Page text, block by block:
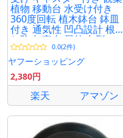
植物 移動台 水受け付き
360度回転 植木鉢台 鉢皿
付き 通気性 凹凸設計 根腐
れ防止 室内 屋外 丸型
31.5cm 0.0(2件)
ヤフーショッピング
2,380円
楽天 アマゾン